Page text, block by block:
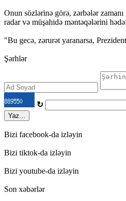
Onun sözlərinə görə, zərbələr
radar və müşahidə məntəqələrini
"Bu gecə, zərurət yaranarsa,
Şərhlər
↻
Yaz...
Bizi facebook-da izləyin
Bizi tiktok-da izləyin
Bizi youtube-da izləyin
Son xəbərlər